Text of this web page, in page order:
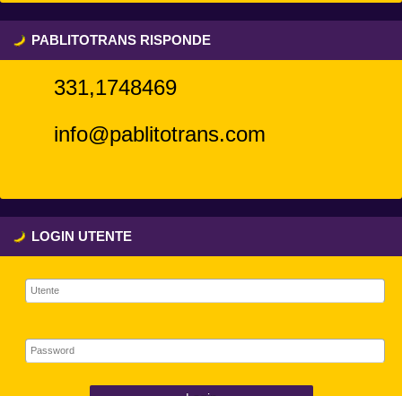
PABLITOTRANS RISPONDE
331,1748469
info@pablitotrans.com
LOGIN UTENTE